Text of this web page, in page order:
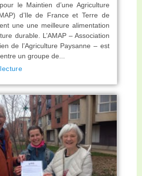
le Maintien d’une Agriculture
d’Ile de France et Terre de
une une meilleure alimentation
durable. L’AMAP – Association
de l’Agriculture Paysanne – est
un groupe de...